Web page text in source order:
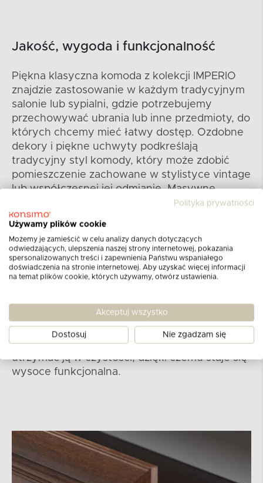
Jakość, wygoda i funkcjonalność
Piękna klasyczna komoda z kolekcji IMPERIO
znajdzie zastosowanie w każdym tradycyjnym
salonie lub sypialni, gdzie potrzebujemy
przechowywać ubrania lub inne przedmioty, do
których chcemy mieć łatwy dostęp. Ozdobne
dekory i piękne uchwyty podkreślają
tradycyjny styl komody, który może zdobić
pomieszczenie zachowane w stylistyce vintage
lub współczesnej jej odmianie. Masywne
stylizowane nóżki nadają całej konstrukcji
niepowtarzalnego charakteru. Komoda posiada
pojemne półki i szufladę, dzięki czemu
pomieści dużo ubrań oraz innych przedmiotów
domowego wyposażenia. To sprawia, że
komoda może znaleźć się na wyposażeniu
Obrzeża ABS w dekorze płyty są dodatkowym
zabezpieczeniem, a gruba płyta i specjalne
mocowanie tylnej ściany gwarantują stabilność
mebla. Komoda jest wytrzymała i łatwo
utrzymać ją w czystości, dzięki czemu staje się
wysoce funkcjonalna.
Polityka prywatności
Używamy plików cookie
Możemy je zamieścić w celu analizy danych dotyczących
odwiedzających, ulepszenia naszej strony internetowej, pokazania
spersonalizowanych treści i zapewnienia Państwu wspaniałego
doświadczenia na stronie internetowej. Aby uzyskać więcej informacji
na temat plików cookie, których używamy, otwórz ustawienia.
Akceptuj wszystko
Dostosuj Nie zgadzam się